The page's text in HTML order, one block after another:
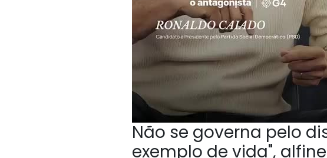
Não se governa pelo
exemplo de vida",